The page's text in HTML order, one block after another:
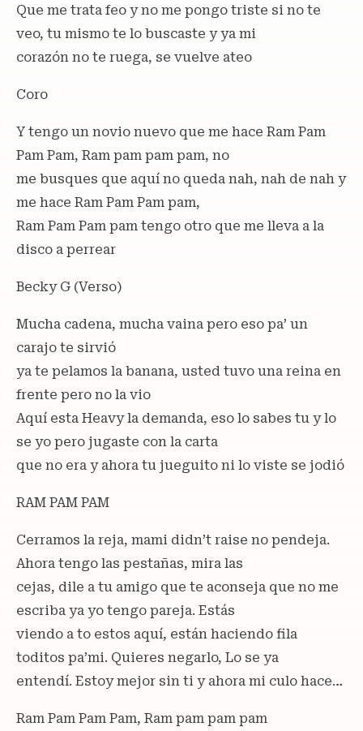
Que me trata feo y no me pongo triste si no te
veo, tu mismo te lo buscaste y ya mi
corazón no te ruega, se vuelve ateo
Coro
Y tengo un novio nuevo que me hace Ram Pam
Pam Pam, Ram pam pam pam, no
me busques que aquí no queda nah, nah de nah y
me hace Ram Pam Pam pam,
Ram Pam Pam pam tengo otro que me lleva a la
disco a perrear
Becky G (Verso)
Mucha cadena, mucha vaina pero eso pa’ un
carajo te sirvió
ya te pelamos la banana, usted tuvo una reina en
frente pero no la vio
Aquí esta Heavy la demanda, eso lo sabes tu y lo
se yo pero jugaste con la carta
que no era y ahora tu jueguito ni lo viste se jodió
RAM PAM PAM
Cerramos la reja, mami didn’t raise no pendeja.
Ahora tengo las pestañas, mira las
cejas, dile a tu amigo que te aconseja que no me
escriba ya yo tengo pareja. Estás
viendo a to estos aquí, están haciendo fila
toditos pa’mi. Quieres negarlo, Lo se ya
entendí. Estoy mejor sin ti y ahora mi culo hace…
Ram Pam Pam Pam, Ram pam pam pam